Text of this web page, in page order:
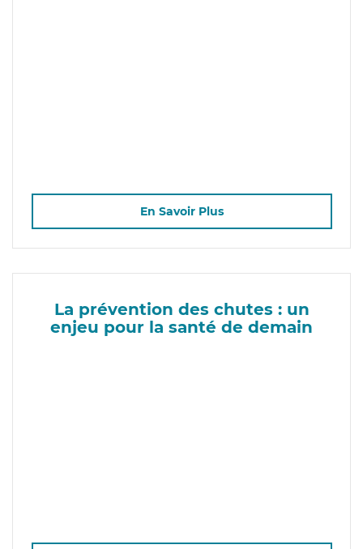
En Savoir Plus
La prévention des chutes : un
enjeu pour la santé de demain